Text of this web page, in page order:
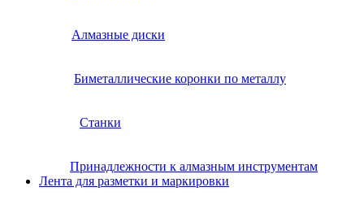
Алмазные диски
Биметаллические коронки по металлу
Станки
Принадлежности к алмазным инструментам
Лента для разметки и маркировки